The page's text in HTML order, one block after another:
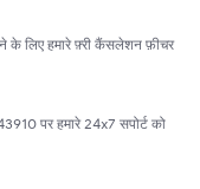
के लिए हमारे फ़्री कैंसलेशन फ़ीचर
पर हमारे 24x7 सपोर्ट को